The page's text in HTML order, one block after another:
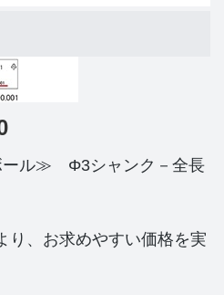
ール≫ Φ3シャンク－全長
り、お求めやすい価格を実